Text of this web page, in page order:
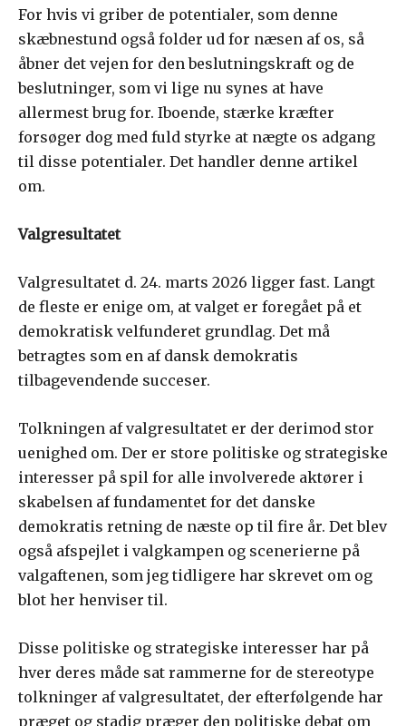
For hvis vi griber de potentialer, som denne
skæbnestund også folder ud for næsen af os, så
åbner det vejen for den beslutningskraft og de
beslutninger, som vi lige nu synes at have
allermest brug for. Iboende, stærke kræfter
forsøger dog med fuld styrke at nægte os adgang
til disse potentialer. Det handler denne artikel
om.
Valgresultatet
Valgresultatet d. 24. marts 2026 ligger fast. Langt
de fleste er enige om, at valget er foregået på et
demokratisk velfunderet grundlag. Det må
betragtes som en af dansk demokratis
tilbagevendende succeser.
Tolkningen af valgresultatet er der derimod stor
uenighed om. Der er store politiske og strategiske
interesser på spil for alle involverede aktører i
skabelsen af fundamentet for det danske
demokratis retning de næste op til fire år. Det blev
også afspejlet i valgkampen og scenerierne på
valgaftenen, som jeg tidligere har skrevet om og
blot her henviser til.
Disse politiske og strategiske interesser har på
hver deres måde sat rammerne for de stereotype
tolkninger af valgresultatet, der efterfølgende har
præget og stadig præger den politiske debat om